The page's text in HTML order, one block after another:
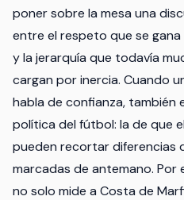
poner sobre la mesa una
entre el respeto que se
y la jerarquía que todavía
cargan por inercia. Cuando
habla de confianza, también
política del fútbol: la de que
pueden recortar diferencias
marcadas de antemano. Por
no solo mide a Costa de